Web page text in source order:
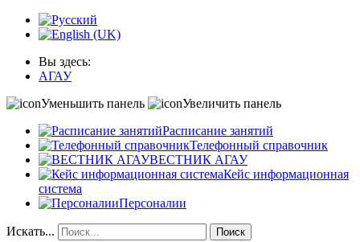
Вы здесь:
АГАУ
Уменьшить панель
Увеличить панель
Расписание занятий
Телефонный справочник
ВЕСТНИК АГАУ
Кейс информационная
система
Персоналии
Искать... Поиск